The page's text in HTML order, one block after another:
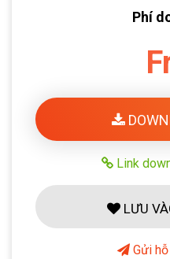
Phí
Link
LƯU
Gửi